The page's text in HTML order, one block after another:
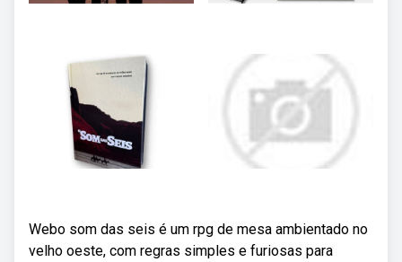
Webo som das seis é um rpg de mesa ambientado no
velho oeste, com regras simples e furiosas para